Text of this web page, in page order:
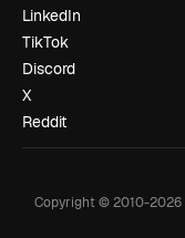
LinkedIn
TikTok
Discord
X
Reddit
Copyright © 2010-2026